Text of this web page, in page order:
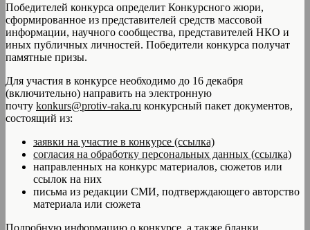
Победителей конкурса определит Конкурсного жюри,
сформированное из представителей средств массовой
информации, научного сообщества, представителей НКО и
иных публичных личностей. Победители конкурса получат
памятные призы.
Для участия в конкурсе необходимо до 16 декабря
(включительно) направить на электронную
почту konkurs@protiv-raka.ru конкурсный пакет документов,
состоящий из:
заявки на участие в конкурсе (ссылка)
согласия на обработку персональных данных (ссылка)
направленных на конкурс материалов, сюжетов или
ссылок на них
письма из редакции СМИ, подтверждающего авторство
материала или сюжета
Подробную информацию о конкурсе, а также бланки